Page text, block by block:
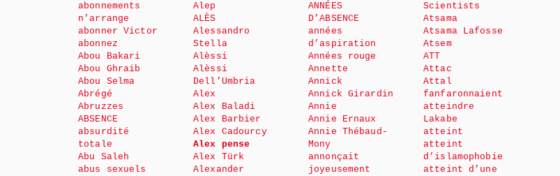
abonnements
n’arrange
abonner Victor
abonnez
Abou Bakari
Abou Ghraib
Abou Selma
Abrégé
Abruzzes
ABSENCE
absurdité
totale
Abu Saleh
abus sexuels
Alep
ALÈS
Alessandro
Stella
Alèssi
Alèssi
Dell’Umbria
Alex
Alex Baladi
Alex Barbier
Alex Cadourcy
Alex pense
Alex Türk
Alexander
ANNÉES
D’ABSENCE
années
d’aspiration
Années rouge
Annette
Annick
Annick Girardin
Annie
Annie Ernaux
Annie Thébaud-
Mony
annonçait
joyeusement
Scientists
Atsama
Atsama Lafosse
Atsem
ATT
Attac
Attal
fanfaronnaient
atteindre
Lakabe
atteint
atteint
d’islamophobie
atteint d’une